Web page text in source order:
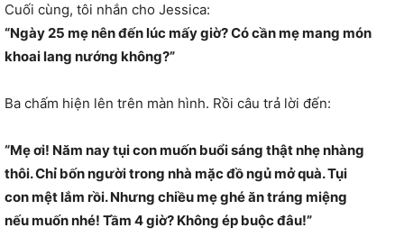
Cuối cùng, tôi nhắn cho Jessica:
“Ngày 25 mẹ nên đến lúc mấy giờ? Có cần mẹ mang món
khoai lang nướng không?”
Ba chấm hiện lên trên màn hình. Rồi câu trả lời đến:
“Mẹ ơi! Năm nay tụi con muốn buổi sáng thật nhẹ nhàng
thôi. Chỉ bốn người trong nhà mặc đồ ngủ mở quà. Tụi
con mệt lắm rồi. Nhưng chiều mẹ ghé ăn tráng miệng
nếu muốn nhé! Tầm 4 giờ? Không ép buộc đâu!”